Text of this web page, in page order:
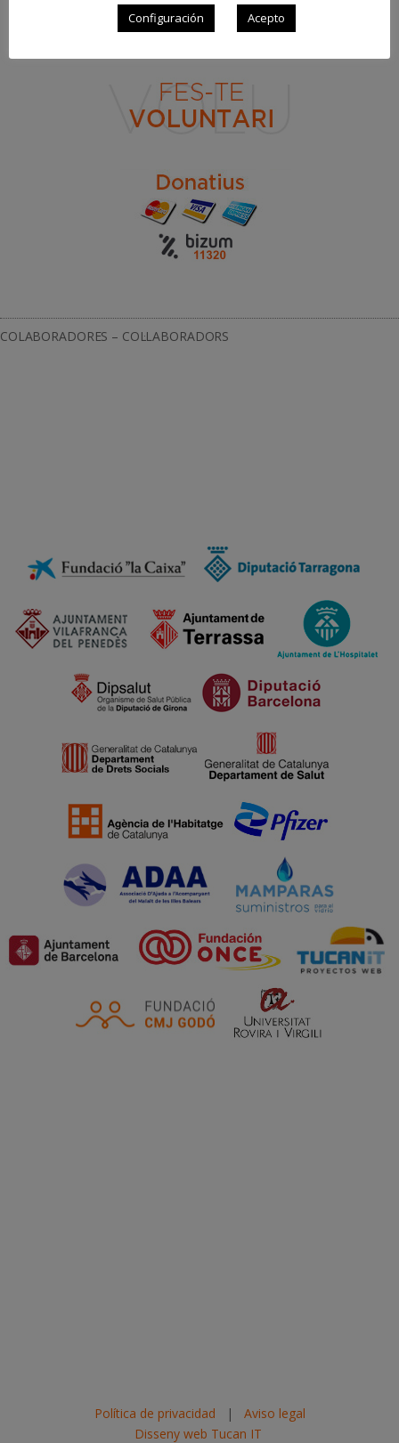
COLABORADORES – COL·LABORADORS
Política de privacidad | Aviso legal
Disseny web Tucan IT
Configuración Acepto